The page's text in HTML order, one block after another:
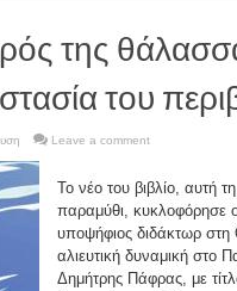
της
του
Leave a comment
Το νέο του βιβλίο, αυτή
παραμύθι, κυκλοφόρησε
υποψήφιος διδάκτωρ στη
αλιευτική δυναμική στο
Δημήτρης Πάφρας, με